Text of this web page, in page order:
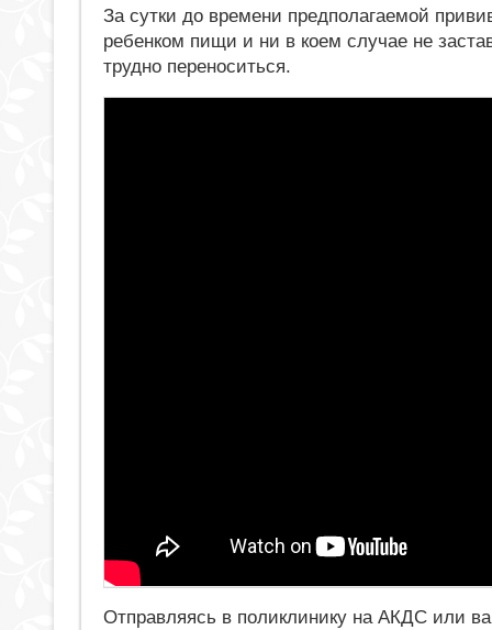
За сутки до времени предполагаемой
ребенком пищи и ни в коем случае не
трудно переноситься.
Отправляясь в поликлинику на АКДС или